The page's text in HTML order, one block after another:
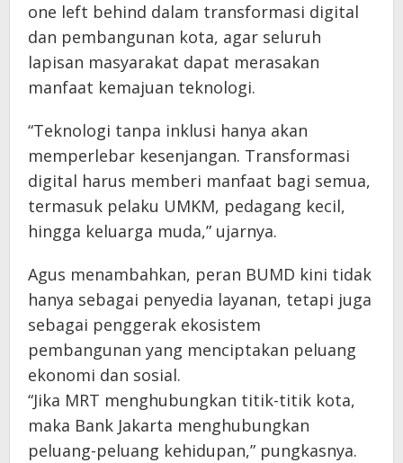
one left behind dalam transformasi digital
dan pembangunan kota, agar seluruh
lapisan masyarakat dapat merasakan
manfaat kemajuan teknologi.
“Teknologi tanpa inklusi hanya akan
memperlebar kesenjangan. Transformasi
digital harus memberi manfaat bagi semua,
termasuk pelaku UMKM, pedagang kecil,
hingga keluarga muda,” ujarnya.
Agus menambahkan, peran BUMD kini tidak
hanya sebagai penyedia layanan, tetapi juga
sebagai penggerak ekosistem
pembangunan yang menciptakan peluang
ekonomi dan sosial.
“Jika MRT menghubungkan titik-titik kota,
maka Bank Jakarta menghubungkan
peluang-peluang kehidupan,” pungkasnya.